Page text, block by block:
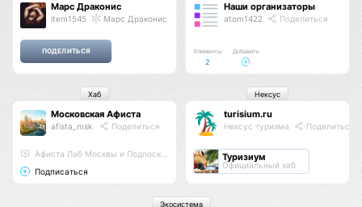
Марс Драконис
item1545 Марс Драконис
Наши организаторы
atom1422 Поделиться
Элементы
2
Добавить
Московская Афиста
afista_msk Поделиться
Афиста Лаб Москвы и Подпосковья
Подписаться
Хаб
turisium.ru
Нексус туризма Поделиться
Туризиум
Официальный хаб
Нексус
Экосистема